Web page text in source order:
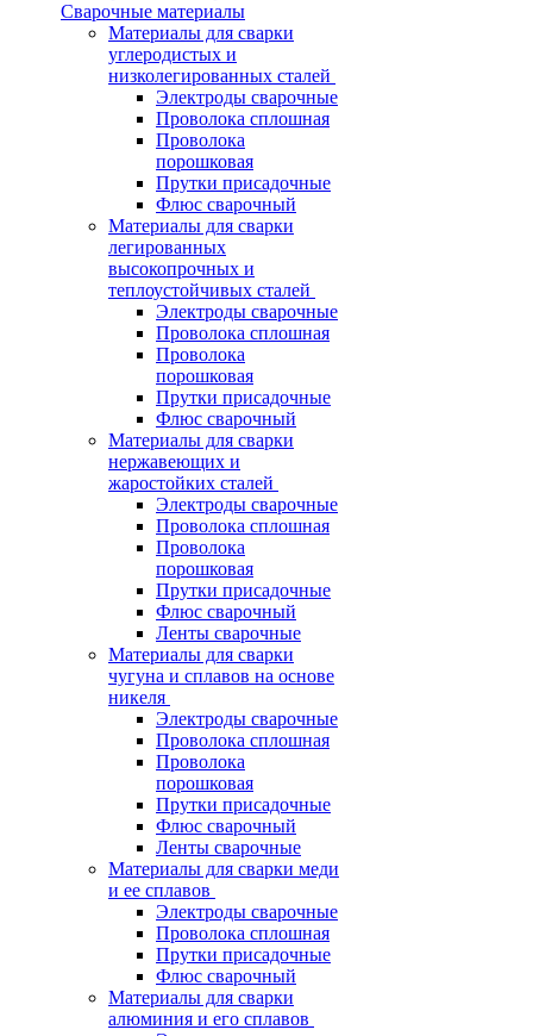
Сварочные материалы
Материалы для сварки
углеродистых и
низколегированных сталей
Электроды сварочные
Проволока сплошная
Проволока
порошковая
Прутки присадочные
Флюс сварочный
Материалы для сварки
легированных
высокопрочных и
теплоустойчивых сталей
Электроды сварочные
Проволока сплошная
Проволока
порошковая
Прутки присадочные
Флюс сварочный
Материалы для сварки
нержавеющих и
жаростойких сталей
Электроды сварочные
Проволока сплошная
Проволока
порошковая
Прутки присадочные
Флюс сварочный
Ленты сварочные
Материалы для сварки
чугуна и сплавов на основе
никеля
Электроды сварочные
Проволока сплошная
Проволока
порошковая
Прутки присадочные
Флюс сварочный
Ленты сварочные
Материалы для сварки меди
и ее сплавов
Электроды сварочные
Проволока сплошная
Прутки присадочные
Флюс сварочный
Материалы для сварки
алюминия и его сплавов